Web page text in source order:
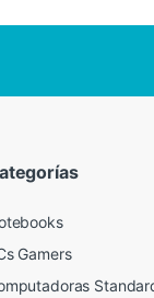
Gamers